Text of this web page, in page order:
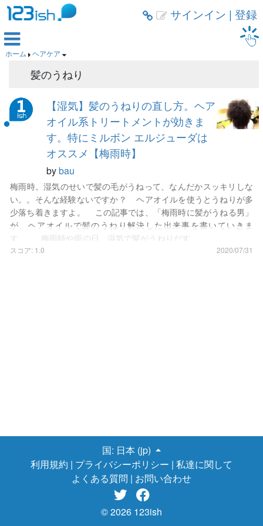
  サインイン | 登録

ホーム  ヘアケア 
髪のうねり
【湿気】髪のうねりの直し方。ヘア
オイル系トリートメントが効きま
す。特にミルボン エルジューダは
オススメ【梅雨時】
bybau
梅雨時。湿気のせいで髪の毛がうねって、なんだかスッキリしな
い。。そんな経験ないですか？ ヘアオイルを使うとうねりが多
少落ち着きますよ。 この記事では、「梅雨時に髪がうねる男」
が、ヘアオイルで髪のうねり解決した出来事を書いていきま
す。 梅雨時や雨の日、湿気で髪がうねりだす
medetai
からの写真
ない広がらない」 などの、レビューを読んだのがきっかけで
す。 ヘアオイルとヘアアイロン ちなみにぼくが去年まで、
髪のうねり対策で試してみてたのは、ヘアアイロンです。こちら
↓のメーカーを使っていました。 【Areti】30秒で170℃の急速加
熱。 極細15mm 2WAYヘアアイロン プレシジョン i628BK -
Areti(アレティ) ストレート カール ヘアアイロン
スコア: 1.0 2020/07/31
国: 日本 (jp)
利用規約 | プライバシーポリシー | 私達に関して
よくある質問 | お問い合わせ
 
© 2026 123ish